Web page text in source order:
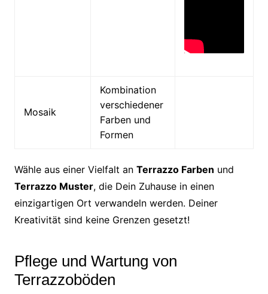
Mosaik
Kombination
verschiedener
Farben und
Formen
Wähle aus einer Vielfalt an Terrazzo Farben und
Terrazzo Muster, die Dein Zuhause in einen
einzigartigen Ort verwandeln werden. Deiner
Kreativität sind keine Grenzen gesetzt!
Pflege und Wartung von
Terrazzoböden